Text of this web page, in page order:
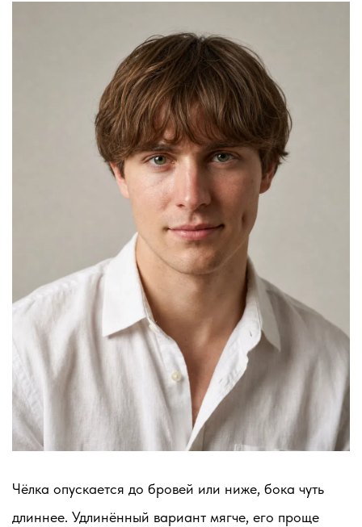
Чёлка опускается до бровей или ниже, бока чуть
длиннее. Удлинённый вариант мягче, его проще